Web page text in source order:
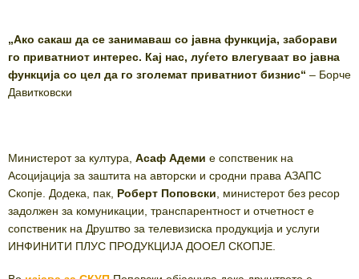
„Ако сакаш да се занимаваш со јавна функција, заборави
го приватниот интерес. Кај нас, луѓето влегуваат во јавна
функција со цел да го зголемат приватниот бизнис“ – Борче
Давитковски
Министерот за култура, Асаф Адеми е сопственик на
Асоцијација за заштита на авторски и сродни права АЗАПС
Скопје. Додека, пак, Роберт Поповски , министерот без ресор
задолжен за комуникации, транспарентност и отчетност е
сопственик на Друштво за телевизиска продукција и услуги
ИНФИНИТИ ПЛУС ПРОДУКЦИЈА ДООЕЛ СКОПЈЕ.